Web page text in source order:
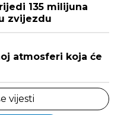
135 milijuna
zvijezdu
atmosferi koja će
vijesti